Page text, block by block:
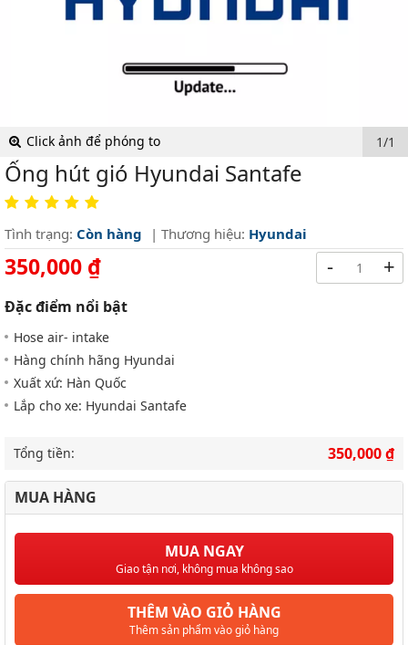
Click ảnh để phóng to 1/1
Ống hút gió Hyundai Santafe
Tình trạng: Còn hàng | Thương hiệu: Hyundai
350,000 ₫
Đặc điểm nổi bật
Hose air- intake
Hàng chính hãng Hyundai
Xuất xứ: Hàn Quốc
Lắp cho xe: Hyundai Santafe
- +
Tổng tiền: 350,000 ₫
MUA HÀNG
MUA NGAY
Giao tận nơi, không mua không sao
THÊM VÀO GIỎ HÀNG
Thêm sản phẩm vào giỏ hàng